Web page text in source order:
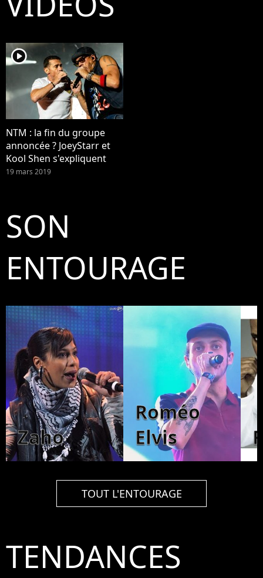
player2
NTM : la fin du groupe
annoncée ? JoeyStarr et
Kool Shen s'expliquent
19 mars 2019
SON
ENTOURAGE
Zaho
Roméo
Elvis
TOUT L'ENTOURAGE
TENDANCES